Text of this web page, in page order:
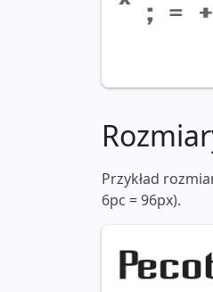
Przykład
6pc = 96px).